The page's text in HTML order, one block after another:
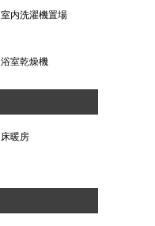
室内洗濯機置場
浴室乾燥機
床暖房